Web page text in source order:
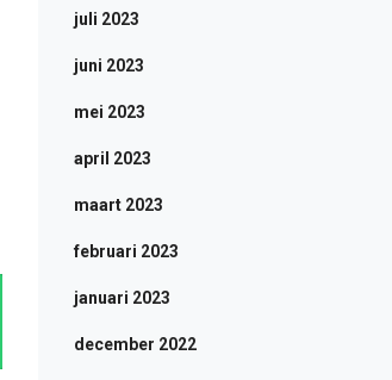
juli 2023
juni 2023
mei 2023
april 2023
maart 2023
februari 2023
januari 2023
december 2022